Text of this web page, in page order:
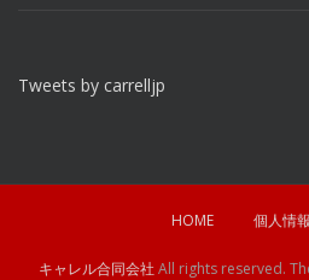
Tweets by carrelljp
HOME 個人情
キャレル合同会社 All rights reserved.